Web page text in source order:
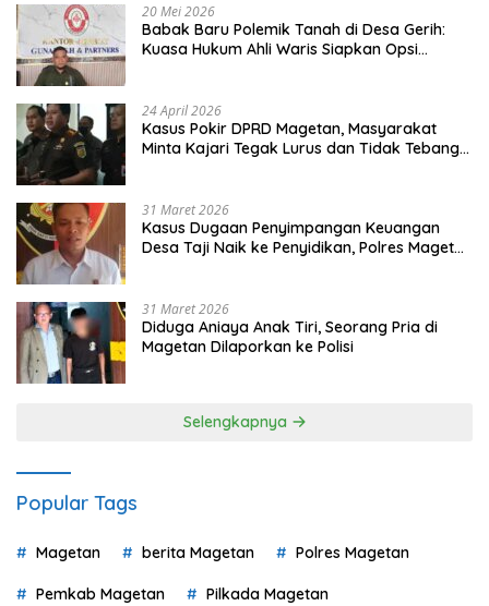
20 Mei 2026
Babak Baru Polemik Tanah di Desa Gerih:
Kuasa Hukum Ahli Waris Siapkan Opsi
24 April 2026
Kasus Pokir DPRD Magetan, Masyarakat
Minta Kajari Tegak Lurus dan Tidak Tebang
31 Maret 2026
Kasus Dugaan Penyimpangan Keuangan
Desa Taji Naik ke Penyidikan, Polres Magetan
31 Maret 2026
Diduga Aniaya Anak Tiri, Seorang Pria di
Magetan Dilaporkan ke Polisi
Selengkapnya
Popular Tags
Magetan berita Magetan Polres Magetan
Pemkab Magetan Pilkada Magetan